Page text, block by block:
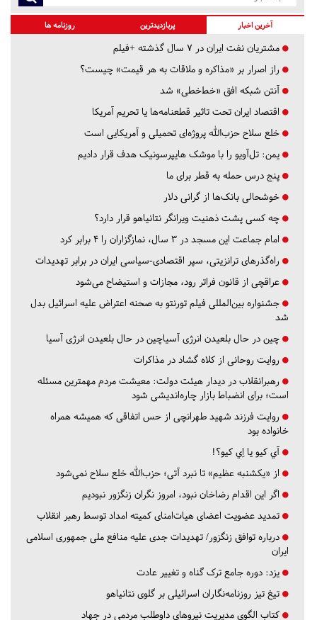
آخرین اخبار پربازدیدترین روزنامه ها
مشتریان نفت ایران در ۷ سال گذشته +فیلم
راز اصرار بر «مذاکره و ملاقات به هر قیمت» چیست؟
آنتن شبکه افق «خط‌خطی» شد
اقتصاد ایران تحت تاثیر قطعنامه‌ها یا تحریم‌ آمریکا
خلع سلاح حزب‌الله پروژه‌ای تحمیلی و آمریکایی است
یمن: تل‌آویو را با موشک هایپرسونیک هدف قرار دادیم
پنج درس‌ حمله به قطر برای ما
خوشحالی بانک‌ها از گرانی دلار
چه کسی پشت ذهنیت ویرانگر نتانیاهو قرار دارد؟
امام جماعت این مسجد در ۳ سال، نمازگزاران را ۴ برابر کرد
راه‌گذرهای ترانزیتی، سپر اقتصادی-سیاسی ایران در برابر تهدیدات
عراقچی از قانون فراتر رود، مجازات و استیضاح می‌شود
جشنواره بین‌المللی فیلم تورنتو به صحنه اعتراض علیه اسرائیل بدل
شد
چین در حال بلعیدن انرژی آسیاچین در حال بلعیدن انرژی آسیا
روایت روحانی از کلاه گشاد در مذاکرات
رهبرانقلاب در دیدار هیئت دولت: معیشت مردم مهمترین مسئله
است؛ برای انضباط بازار چاره‌اندیشی شود
روایت فرزند شهید طهرانچی از حس اتفاقی که همیشه همراه
خانواده بود
آي كيو يا اِي كيو؟!
از «یکشنبه عظیم» تا نبرد آتی؛ حزب‌الله خلع سلاح نمی‌شود
اگر این اقدام رضاخان نبود، امروز نگران زنگزور نبودیم
تمدید عضویت اعضای هیات‌امنای کمیته امداد توسط رهبر انقلاب
درباره توافق زنگزور/ تهدیدات جدی علیه منافع ملی جمهوری اسلامی
ایران
یزد: دوره جامع ترک گناه و تغییر عادت
تیغ تیز روزنامه‌نگاران اسرائیلی بر گلوی نتانیاهو
کتاب الگوی مدیریت نیروهای داوطلب مردمی در جهاد